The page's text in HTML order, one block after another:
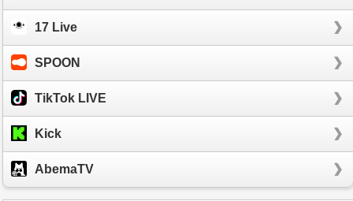
17 Live
SPOON
TikTok LIVE
Kick
AbemaTV